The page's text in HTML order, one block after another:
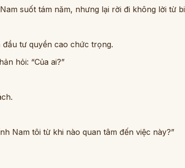
suốt tám năm, nhưng lại rời đi không lời từ
đầu tư quyền cao chức trọng.
hỏi: “Của ai?”
Nam tôi từ khi nào quan tâm đến việc này?”